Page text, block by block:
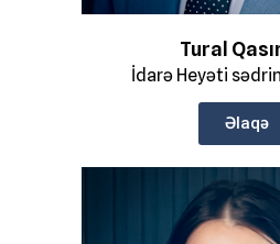
Tural
İdarə Heyəti
Əlaqə